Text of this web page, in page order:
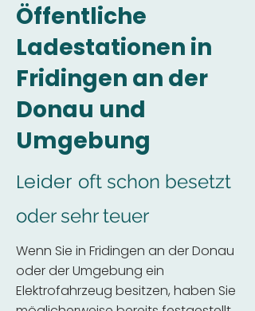
Öffentliche
Ladestationen in
Fridingen an der
Donau und
Umgebung
Leider oft schon besetzt
oder sehr teuer
Wenn Sie in Fridingen an der Donau
oder der Umgebung ein
Elektrofahrzeug besitzen, haben Sie